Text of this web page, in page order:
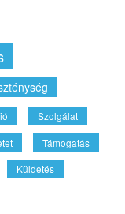
Szolgálat
Támogatás
Küldetés